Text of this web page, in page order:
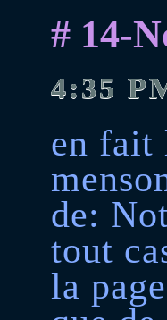
# 14-
4:35
en fait
de:
tout
la